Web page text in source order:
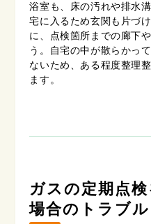
浴室も、床の汚れや排水
宅に入るため玄関も片づ
に、点検箇所までの廊下
う。自宅の中が散らかっ
ないため、ある程度整理
ます。
ガスの定期点
場合のトラブル